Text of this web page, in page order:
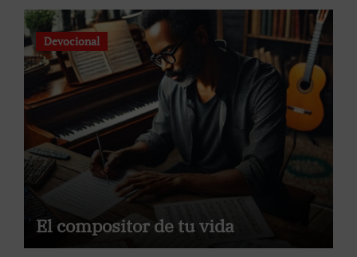
Devocional
El compositor de tu vida